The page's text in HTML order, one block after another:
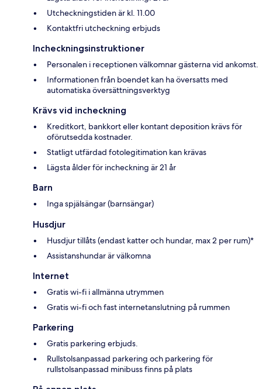
Utcheckningstiden är kl. 11.00
Kontaktfri utcheckning erbjuds
Incheckningsinstruktioner
Personalen i receptionen välkomnar gästerna vid ankomst.
Informationen från boendet kan ha översatts med
automatiska översättningsverktyg
Krävs vid incheckning
Kreditkort, bankkort eller kontant deposition krävs för
oförutsedda kostnader.
Statligt utfärdad fotolegitimation kan krävas
Lägsta ålder för incheckning är 21 år
Barn
Inga spjälsängar (barnsängar)
Husdjur
Husdjur tillåts (endast katter och hundar, max 2 per rum)*
Assistanshundar är välkomna
Internet
Gratis wi-fi i allmänna utrymmen
Gratis wi-fi och fast internetanslutning på rummen
Parkering
Gratis parkering erbjuds.
Rullstolsanpassad parkering och parkering för
rullstolsanpassad minibuss finns på plats